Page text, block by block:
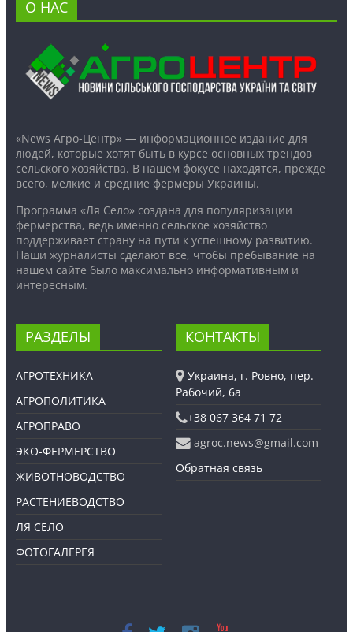
О НАС
«News Агро-Центр» — информационное издание для
людей, которые хотят быть в курсе основных трендов
сельского хозяйства. В нашем фокусе находятся, прежде
всего, мелкие и средние фермеры Украины.
Программа «Ля Село» создана для популяризации
фермерства, ведь именно сельское хозяйство
поддерживает страну на пути к успешному развитию.
Наши журналисты сделают все, чтобы пребывание на
нашем сайте было максимально информативным и
интересным.
РАЗДЕЛЫ
АГРОТЕХНИКА
АГРОПОЛИТИКА
АГРОПРАВО
ЭКО-ФЕРМЕРСТВО
ЖИВОТНОВОДСТВО
РАСТЕНИЕВОДСТВО
ЛЯ СЕЛО
ФОТОГАЛЕРЕЯ
КОНТАКТЫ
Украина, г. Ровно, пер.
Рабочий, 6а
+38 067 364 71 72
agroc.news@gmail.com
Обратная связь